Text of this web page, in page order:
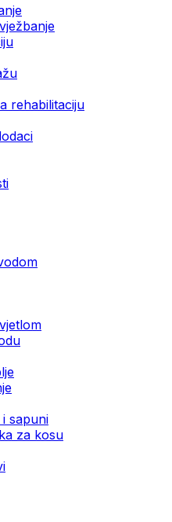
rehabilitaciju
sapuni
za kosu